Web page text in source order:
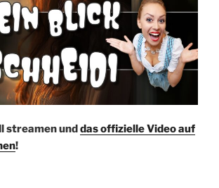
streamen unddas offizielle Video auf
!